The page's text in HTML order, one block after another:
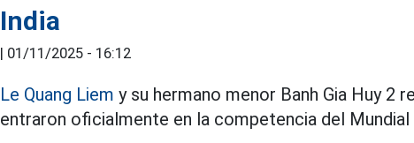
India
| 01/11/2025 - 16:12
Le Quang Liem y su hermano menor Banh Gia Huy 2
entraron oficialmente en la competencia del Mundial